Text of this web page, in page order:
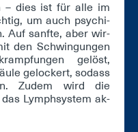
– dies ist für al­le im
um auch psy­chi­
Auf sanf­te, aber wir­
den Schwin­gun­gen
ge­löst,
ge­lo­ckert, so­dass
Zu­dem wird die
Lymph­sys­tem ak­